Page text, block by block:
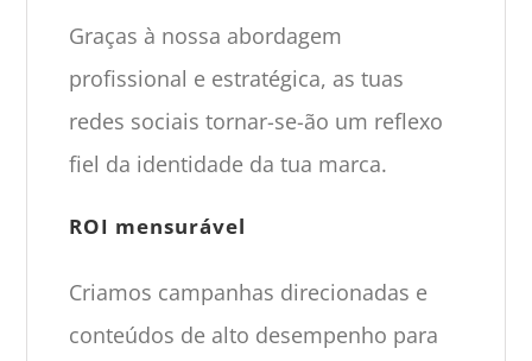
Graças à nossa abordagem
profissional e estratégica, as tuas
redes sociais tornar-se-ão um reflexo
fiel da identidade da tua marca.
ROI mensurável
Criamos campanhas direcionadas e
conteúdos de alto desempenho para